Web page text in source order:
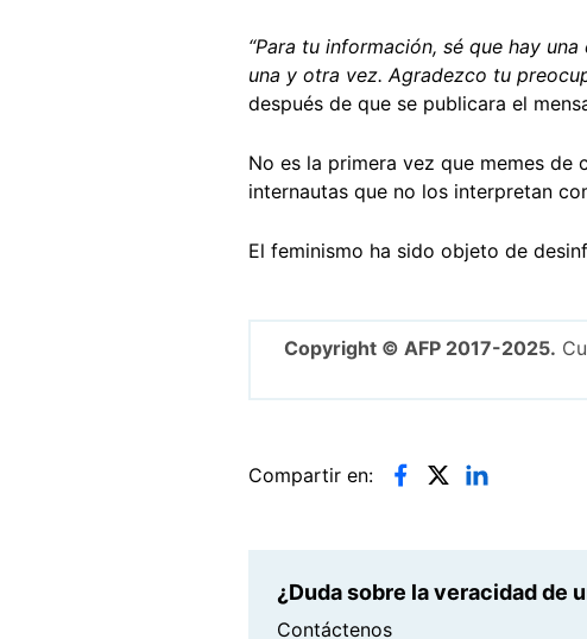
“Para tu información, sé que hay
una y otra vez. Agradezco tu
después de que se publicara el
No es la primera vez que memes de
internautas que no los interpretan
El feminismo ha sido objeto de
Copyright © AFP 2017-2025.
Compartir en:
¿Duda sobre la veracidad de
Contáctenos